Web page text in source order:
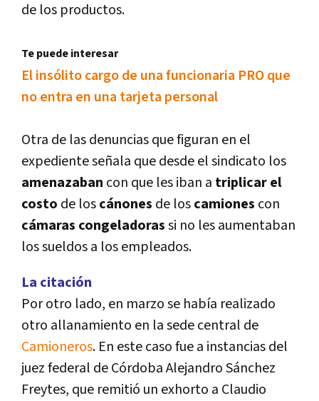
de los productos.
Te puede interesar
El insólito cargo de una funcionaria PRO que
no entra en una tarjeta personal
Otra de las denuncias que figuran en el
expediente señala que desde el sindicato los
amenazaban con que les iban a triplicar el
costo de loscánones de loscamiones con
cámaras congeladorassi no les aumentaban
los sueldos a los empleados.
La citación
Por otro lado, en marzo se habí­a realizado
otro allanamiento en la sede central de
Camioneros. En este caso fue a instancias del
juez federal de Córdoba Alejandro Sánchez
Freytes, que remitió un exhorto a Claudio